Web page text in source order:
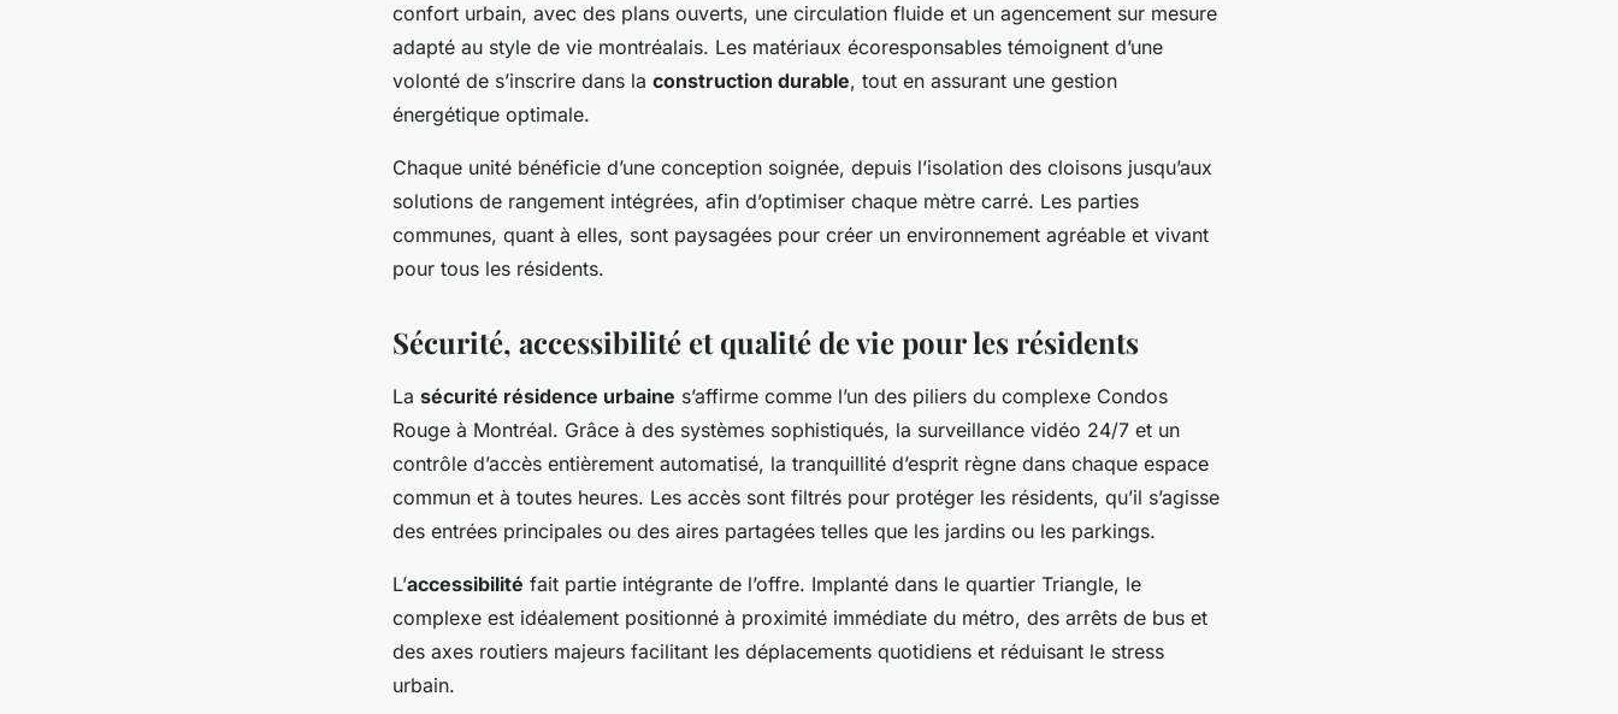
confort urbain, avec des plans ouverts, une circulation fluide et un agencement sur mesure
adapté au style de vie montréalais. Les matériaux écoresponsables témoignent d’une
volonté de s’inscrire dans la construction durable, tout en assurant une gestion
énergétique optimale.
Chaque unité bénéficie d’une conception soignée, depuis l’isolation des cloisons jusqu’aux
solutions de rangement intégrées, afin d’optimiser chaque mètre carré. Les parties
communes, quant à elles, sont paysagées pour créer un environnement agréable et vivant
pour tous les résidents.
Sécurité, accessibilité et qualité de vie pour les résidents
La sécurité résidence urbaine s’affirme comme l’un des piliers du complexe Condos
Rouge à Montréal. Grâce à des systèmes sophistiqués, la surveillance vidéo 24/7 et un
contrôle d’accès entièrement automatisé, la tranquillité d’esprit règne dans chaque espace
commun et à toutes heures. Les accès sont filtrés pour protéger les résidents, qu’il s’agisse
des entrées principales ou des aires partagées telles que les jardins ou les parkings.
L’accessibilité fait partie intégrante de l’offre. Implanté dans le quartier Triangle, le
complexe est idéalement positionné à proximité immédiate du métro, des arrêts de bus et
des axes routiers majeurs facilitant les déplacements quotidiens et réduisant le stress
urbain.